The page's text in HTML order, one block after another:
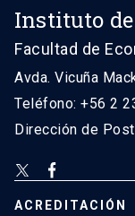
Instituto
Facultad de
Avda. Vicuña
Teléfono: +56 2
Dirección de
ACREDITACIÓN